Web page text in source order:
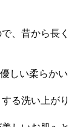
、昔から長く
しい柔らかい
る洗い上がり